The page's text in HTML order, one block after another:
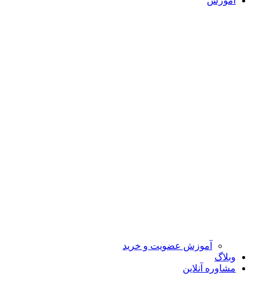
آموزش عضویت و خرید
وبلاگ
مشاوره آنلاین